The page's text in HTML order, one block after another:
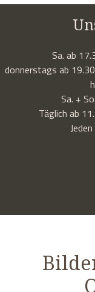
Sa. ab
donnerstags ab
Sa. +
Täglich ab